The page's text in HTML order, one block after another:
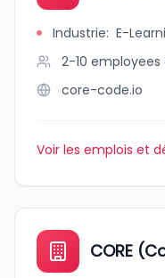
Industrie: E-
2-10 employees
core-code.io
Voir les emplois et
CORE